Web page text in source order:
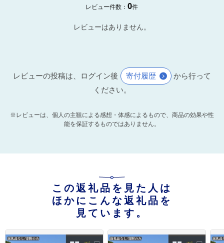
レビュー件数：0件
レビューはありません。
レビューの投稿は、ログイン後 寄付履歴
から行って
ください。
※レビューは、個人の主観による感想・体感によるもので、商品の効果や性
能を保証するものではありません。
この返礼品を見た人は
ほかにこんな返礼品を
見ています。